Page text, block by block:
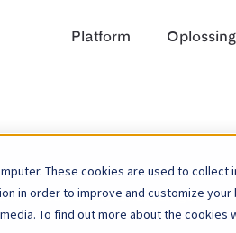
These cookies are used to
in order to improve and customize
To find out more about the cookies
Platform
Gebruikershandleidingen